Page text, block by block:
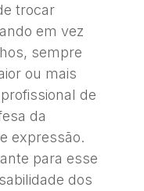
trocar
em vez
sempre
ou mais
de
da
expressão.
para esse
dos